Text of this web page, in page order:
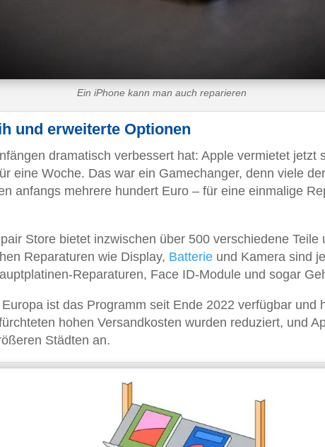
Ein iPhone kann man auch reparieren
und erweiterte Optionen
dramatisch verbessert hat: Apple vermietet jetzt
eine Woche. Das war ein Gamechanger, denn viele
anfangs mehrere hundert Euro – für eine einmalige
Store bietet inzwischen über 500 verschiedene Teile
Reparaturen wie Display, Batterie und Kamera sind
Reparaturen, Face ID-Module und sogar
ist das Programm seit Ende 2022 verfügbar und
hohen Versandkosten wurden reduziert, und
Städten an.